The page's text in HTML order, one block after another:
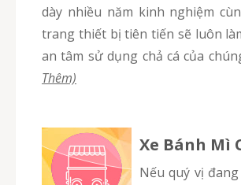
dày nhiều năm kinh nghiệm
trang thiết bị tiên tiến sẽ luôn
an tâm sử dụng chả cá của
Thêm)
Xe Bánh Mì
Nếu quý vị đang muốn chọn